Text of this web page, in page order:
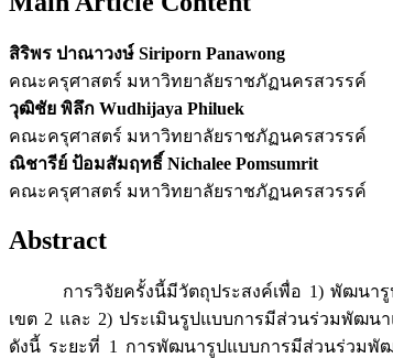
สิริพร ปาณาวงษ์ Siriporn Panawong
คณะครุศาสตร์ มหาวิทยาลัยราชภัฏนครสวรรค์
วุฒิชัย พิลึก Wudhijaya Philuek
คณะครุศาสตร์ มหาวิทยาลัยราชภัฏนครสวรรค์
ณิชารีย์ ป้อมสัมฤทธิ์ Nichalee Pomsumrit
คณะครุศาสตร์ มหาวิทยาลัยราชภัฏนครสวรรค์
Abstract
การวิจัยครั้งนี้มีวัตถุประสงค์เพื่อ 1) พัฒนารูป
เขต 2 และ 2) ประเมินรูปแบบการมีส่วนร่วมพัฒน
ดังนี้ ระยะที่ 1 การพัฒนารูปแบบการมีส่วนร่วมพั